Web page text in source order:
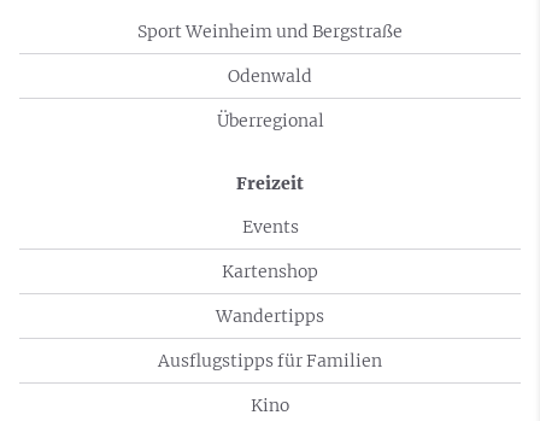
Sport Weinheim und Bergstraße
Odenwald
Überregional
Freizeit
Events
Kartenshop
Wandertipps
Ausflugstipps für Familien
Kino